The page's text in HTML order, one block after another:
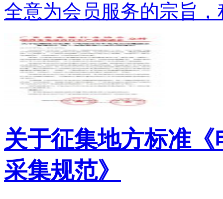
全意为会员服务的宗旨，
关于征集地方标准
采集规范》